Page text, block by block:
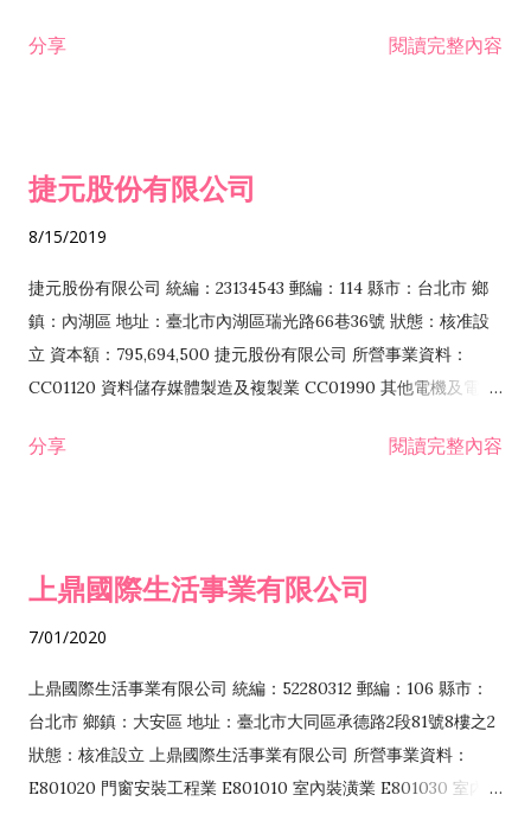
水泥製造業 C901050 水泥及混凝土製品製造業 C901040 預拌混
業 F106020 日常用品批發業 F108031 醫療器材批發業 F108040
F399040 無店面零售業 F399990 其他綜合零售業 F401010 國
際貿易業 ZZ99999 除許可業務外，得經營法令非禁止或限制之
業務
分享 閱讀完整內容
捷元股份有限公司
8/15/2019
捷元股份有限公司 統編：23134543 郵編：114 縣市：台北市 鄉
鎮：內湖區 地址：臺北市內湖區瑞光路66巷36號 狀態：核准設
立 資本額：795,694,500 捷元股份有限公司 所營事業資料：
CC01120 資料儲存媒體製造及複製業 CC01990 其他電機及電子
CC01050 資料儲存及處理設備製造業 CC01060 有線通信機械器
腦及事務性機器設備批發業 F113070 電信器材批發業 F118010
業 F218010 資訊軟體零售業 F219010 電子材料零售業 F399990
其他綜合零售業 F399040 無店面零售業 F401010 國際貿易業
F601010 智慧財產權業 G801010 倉儲業 I102010 投資顧問業
I103060 管理顧問業 I199990 其他顧問服務業 I105010 藝術品
分享 閱讀完整內容
上鼎國際生活事業有限公司
7/01/2020
上鼎國際生活事業有限公司 統編：52280312 郵編：106 縣市：
台北市 鄉鎮：大安區 地址：臺北市大同區承德路2段81號8樓之2
狀態：核准設立 上鼎國際生活事業有限公司 所營事業資料：
E801020 門窗安裝工程業 E801010 室內裝潢業 E801030 室內輕